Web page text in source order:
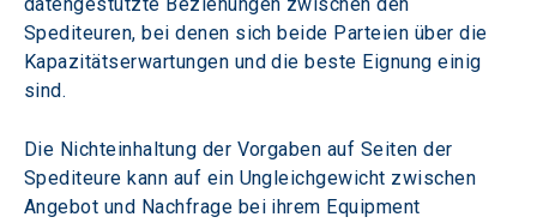
Spediteuren, bei denen sich beide Parteien über die
Kapazitätserwartungen und die beste Eignung einig
sind.
Die Nichteinhaltung der Vorgaben auf Seiten der
Spediteure kann auf ein Ungleichgewicht zwischen
Angebot und Nachfrage bei ihrem Equipment